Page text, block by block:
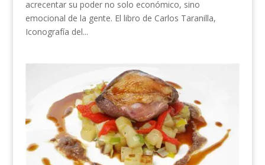
acrecentar su poder no solo económico, sino
emocional de la gente. El libro de Carlos Taranilla,
Iconografía del...